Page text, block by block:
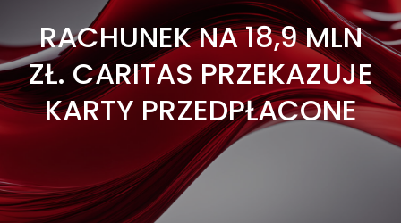
RACHUNEK NA 18,9 MLN
ZŁ. CARITAS PRZEKAZUJE
KARTY PRZEDPŁACONE